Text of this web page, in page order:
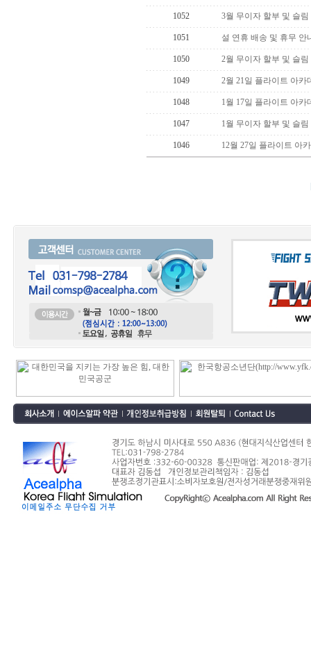
1052 3월 무이자 할부 및 슬
1051 설 연휴 배송 및 휴무 안
1050 2월 무이자 할부 및 슬
1049 2월 21일 플라이트 아카
1048 1월 17일 플라이트 아
1047 1월 무이자 할부 및 슬
1046 12월 27일 플라이트 아